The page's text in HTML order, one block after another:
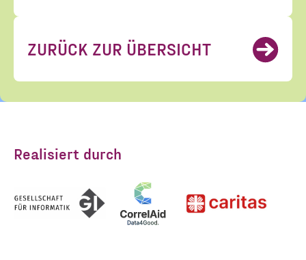
ZURÜCK ZUR ÜBERSICHT
Realisiert durch
*
ANMELDEN